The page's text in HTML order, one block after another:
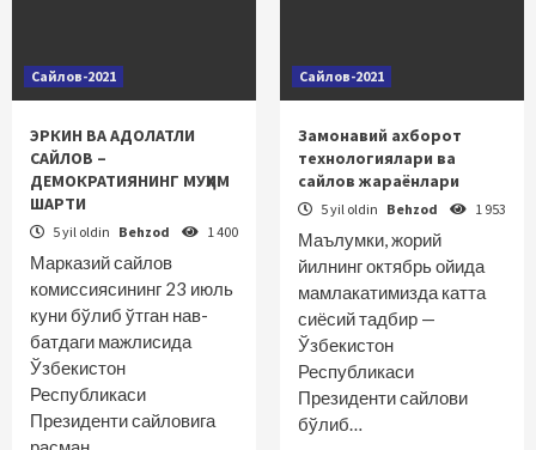
Сайлов-2021
ЭРКИН ВА АДОЛАТЛИ
САЙЛОВ –
ДЕМОКРАТИЯНИНГ МУҲИМ
ШАРТИ
5 yil oldin Behzod 1 400
Марказий сайлов
комиссиясининг 23 июль
куни бўлиб ўтган нав­
батдаги мажлисида
Ўзбекистон
Республикаси
Президенти сайловига
Сайлов-2021
Замонавий ахборот
технологиялари ва
сайлов жараёнлари
5 yil oldin Behzod 1 953
Маълумки, жорий
йилнинг октябрь ойида
мамлакатимизда катта
сиёсий тадбир —
Ўзбекистон
Республикаси
Президенти сайлови
бўлиб…